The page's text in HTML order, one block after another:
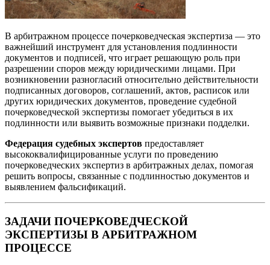
В арбитражном процессе почерковедческая экспертиза — это
важнейший инструмент для установления подлинности
документов и подписей, что играет решающую роль при
разрешении споров между юридическими лицами. При
возникновении разногласий относительно действительности
подписанных договоров, соглашений, актов, расписок или
других юридических документов, проведение судебной
почерковедческой экспертизы помогает убедиться в их
подлинности или выявить возможные признаки подделки.
Федерация судебных экспертов предоставляет
высококвалифицированные услуги по проведению
почерковедческих экспертиз в арбитражных делах, помогая
решить вопросы, связанные с подлинностью документов и
выявлением фальсификаций.
ЗАДАЧИ ПОЧЕРКОВЕДЧЕСКОЙ
ЭКСПЕРТИЗЫ В АРБИТРАЖНОМ
ПРОЦЕССЕ